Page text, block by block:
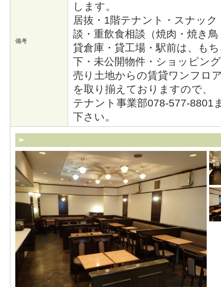
備考
します。
居抜・1階テナント・スナッ
談・重飲食相談（焼肉・焼き
貸倉庫・貸工場・駅前は、も
下・未公開物件・ショッピン
売り土地からの賃貸ワンフロ
を取り揃えておりますので、
テナント事業部078-577-8801
下さい。
≫